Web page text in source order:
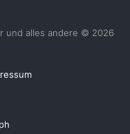
und alles andere © 2026